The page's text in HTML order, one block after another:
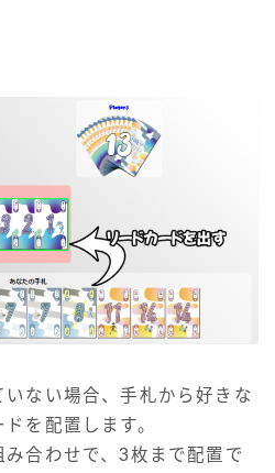
ない場合、手札から好きな
を配置します。
合わせで、3枚まで配置で